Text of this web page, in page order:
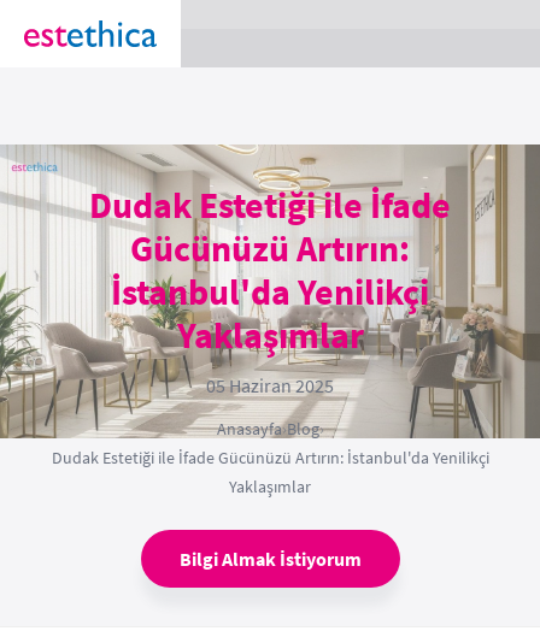
section Service {
Dudak Estetiği ile İfade
Gücünüzü Artırın:
İstanbul'da Yenilikçi
Yaklaşımlar
05 Haziran 2025
Anasayfa›Blog›
Dudak Estetiği ile İfade Gücünüzü Artırın: İstanbul'da Yenilikçi
Yaklaşımlar
Bilgi Almak İstiyorum